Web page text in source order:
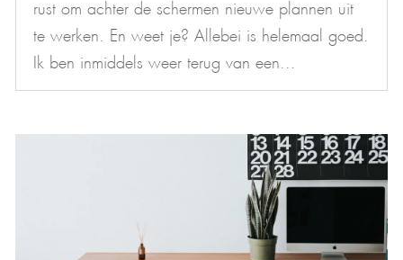
rust om achter de schermen nieuwe plannen uit
te werken. En weet je? Allebei is helemaal goed.
Ik ben inmiddels weer terug van een...